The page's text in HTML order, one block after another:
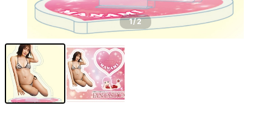
1/2